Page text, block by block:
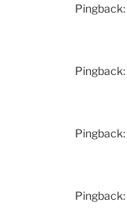
Pingback:
Pingback:
Pingback:
Pingback: